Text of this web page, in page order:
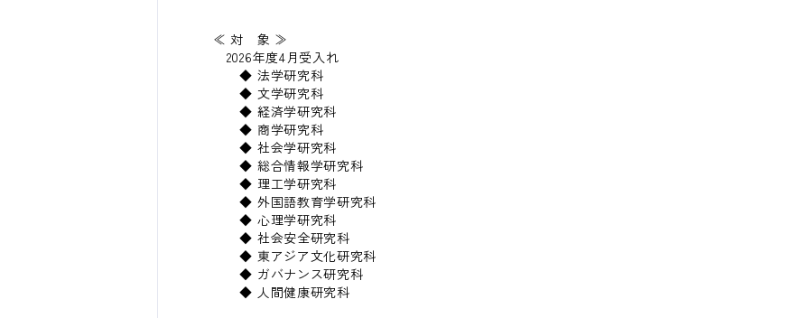
≪ 対 象 ≫
2026年度4月受入れ
◆ 法学研究科
◆ 文学研究科
◆ 経済学研究科
◆ 商学研究科
◆ 社会学研究科
◆ 総合情報学研究科
◆ 理工学研究科
◆ 外国語教育学研究科
◆ 心理学研究科
◆ 社会安全研究科
◆ 東アジア文化研究科
◆ ガバナンス研究科
◆ 人間健康研究科